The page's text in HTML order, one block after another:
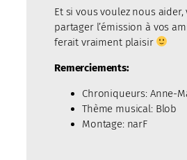
Et si vous voulez nous aider,
partager l’émission à vos
ferait vraiment plaisir
Remerciements:
Chroniqueurs: Anne-
Thème musical: Blob
Montage: narF